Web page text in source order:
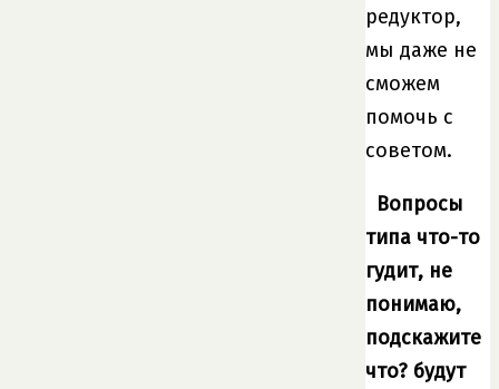
редуктор,
мы даже не
сможем
помочь с
советом.
Вопросы
типа что-то
гудит, не
понимаю,
подскажите
что? будут